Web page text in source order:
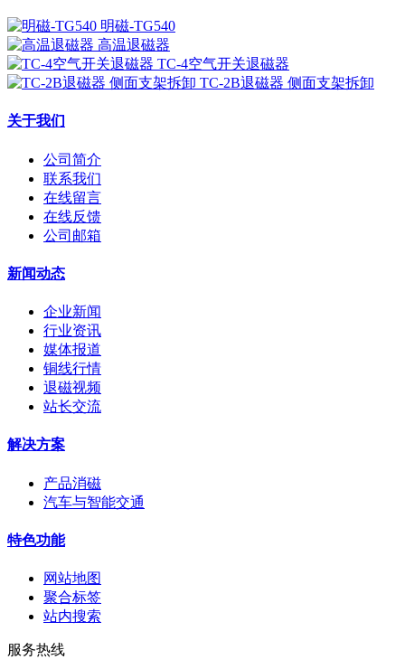
明磁-TG540
高温退磁器
TC-4空气开关退磁器
TC-2B退磁器 侧面支架拆卸
关于我们
公司简介
联系我们
在线留言
在线反馈
公司邮箱
新闻动态
企业新闻
行业资讯
媒体报道
铜线行情
退磁视频
站长交流
解决方案
产品消磁
汽车与智能交通
特色功能
网站地图
聚合标签
站内搜索
服务热线